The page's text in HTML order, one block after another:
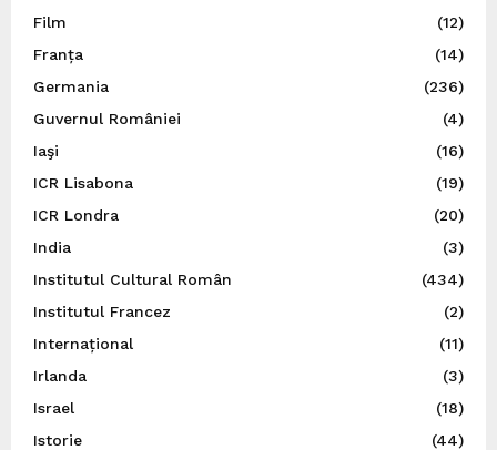
Film
(12)
Franța
(14)
Germania
(236)
Guvernul României
(4)
Iaşi
(16)
ICR Lisabona
(19)
ICR Londra
(20)
India
(3)
Institutul Cultural Român
(434)
Institutul Francez
(2)
Internațional
(11)
Irlanda
(3)
Israel
(18)
Istorie
(44)